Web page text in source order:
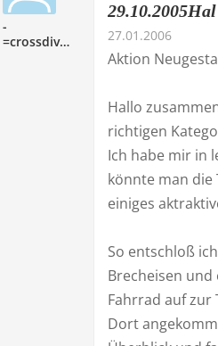
-
=crossdiver=-
27.01.2006
Aktion
Hallo
richtigen
Ich habe mir in
könnte man die
einiges
So entschloß
Brecheisen
Fahrrad auf zur
Dort